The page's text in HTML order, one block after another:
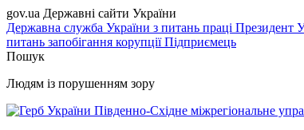
gov.ua Державні сайти України
Державна служба України з питань праці Президент
питань запобігання корупціїПідприємець
Пошук
Людям із порушенням зору
Південно-Східне міжрегіональне